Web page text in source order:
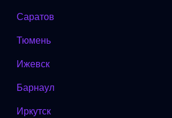
Саратов
Тюмень
Ижевск
Барнаул
Иркутск